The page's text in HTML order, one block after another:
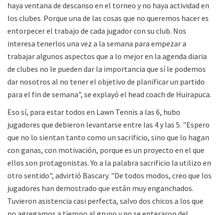
haya ventana de descanso en el torneo y no haya actividad en
los clubes. Porque una de las cosas que no queremos hacer es
entorpecer el trabajo de cada jugador con su club. Nos
interesa tenerlos una vez a la semana para empezar a
trabajar algunos aspectos que a lo mejor en la agenda diaria
de clubes no le pueden dar la importancia que sí le podemos
dar nosotros al no tener el objetivo de planificar un partido
para el fin de semana", se explayó el head coach de Huirapuca.
Eso sí, para estar todos en Lawn Tennis a las 6, hubo
jugadores que debieron levantarse entre las 4 y las 5. "Espero
que no lo sientan tanto como un sacrificio, sino que lo hagan
con ganas, con motivación, porque es un proyecto en el que
ellos son protagonistas. Yo a la palabra sacrificio la utilizo en
otro sentido", advirtió Bascary. "De todos modos, creo que los
jugadores han demostrado que están muy enganchados.
Tuvieron asistencia casi perfecta, salvo dos chicos a los que